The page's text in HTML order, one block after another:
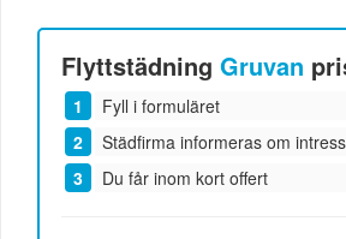
FlyttstädningGruvan
Fyll i formuläret
Städfirma informeras om
Du får inom kort offert